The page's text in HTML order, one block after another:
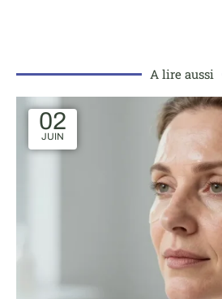
A lire aussi
02
JUIN